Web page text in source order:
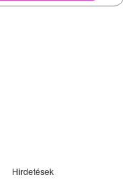
Hirdetések